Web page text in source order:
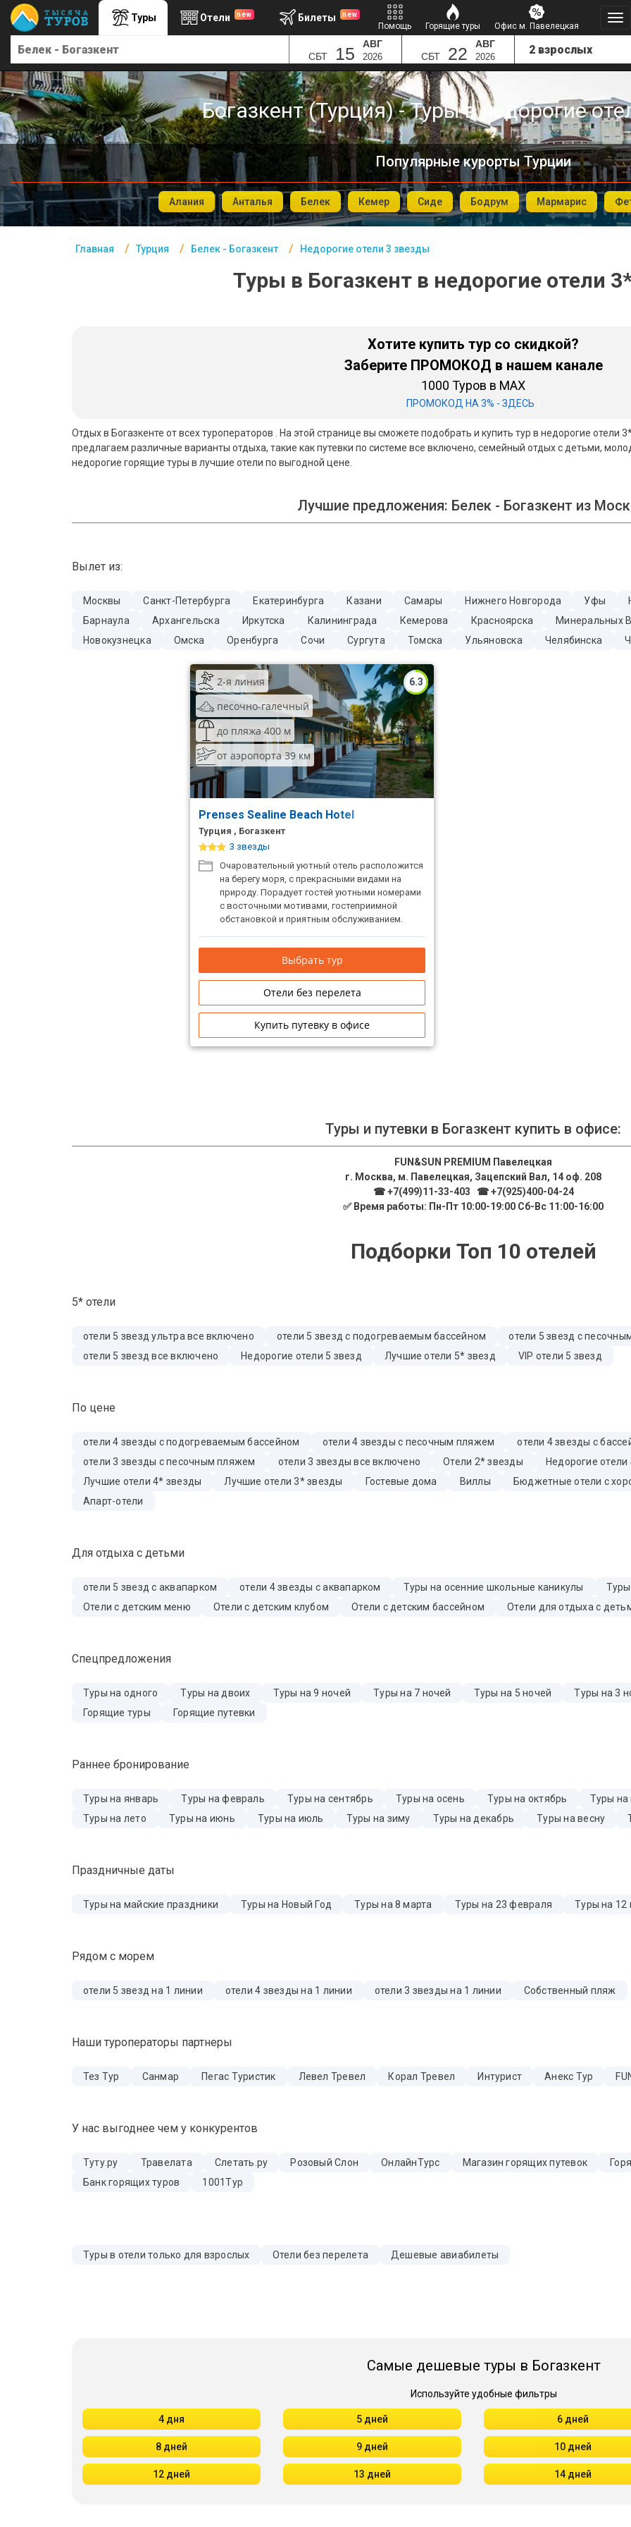
Туры Отели new Билеты new
Помощь Горящие туры Офис м. Павелецкая
СБТ 15 АВГ
2026 СБТ 22 АВГ
2026
Богазкент (Турция) - Туры в недорогие
Популярные курорты Турции
Алания Анталья Белек Кемер Сиде Бодрум Мармарис
Главная Турция Белек - Богазкент Недорогие отели 3 звезды
Туры в Богазкент в недорогие отели
Хотите купить тур со скидкой?
Заберите ПРОМОКОД в нашем канале
1000 Туров в MAX
ПРОМОКОД НА 3% - ЗДЕСЬ
Отдых в Богазкенте от всех туроператоров . На этой странице вы сможете подобрать и купить тур в недорогие
предлагаем различные варианты отдыха, такие как путевки по системе все включено, семейный отдых с детьми,
недорогие горящие туры в лучшие отели по выгодной цене.
Лучшие предложения: Белек - Богазкент из
Вылет из:
Москвы Санкт-Петербурга Екатеринбурга Казани Самары Нижнего Новгорода Уфы
Барнаула
Архангельска Иркутска Калининграда Кемерова Красноярска
Минеральных
Новокузнецка
Омска Оренбурга Сочи Сургута Томска Ульяновска Челябинска
6.3
2-я линия
песочно-галечный
до пляжа 400 м
от аэропорта 39 км
Prenses Sealine Beach Hotel
Турция , Богазкент
3 звезды
Очаровательный уютный отель расположится
на берегу моря, с прекрасными видами на
природу. Порадует гостей уютными номерами
с восточными мотивами, гостеприимной
обстановкой и приятным обслуживанием.
Выбрать тур
Отели без перелета
Купить путевку в офисе
Туры и путевки в Богазкент купить в офисе:
FUN&SUN PREMIUM Павелецкая
г. Москва, м. Павелецкая, Зацепский Вал, 14 оф. 208
☎ +7(499)11-33-403
☎ +7(925)400-04-24
✅ Время работы: Пн-Пт 10:00-19:00 Сб-Вс 11:00-16:00
Подборки Топ 10 отелей
5* отели
отели 5 звезд ультра все включено отели 5 звезд с подогреваемым бассейном
отели 5 звезд с
отели 5 звезд все включено
Недорогие отели 5 звезд Лучшие отели 5* звезд VIP отели 5 звезд
По цене
отели 4 звезды с подогреваемым бассейном отели 4 звезды с песочным пляжем
отели 4 звезды с
отели 3 звезды с песочным пляжем
отели 3 звезды все включено Отели 2* звезды
Недорогие
Лучшие отели 4* звезды
Лучшие отели 3* звезды Гостевые дома Виллы
Бюджетные отели с
Апарт-отели
Для отдыха с детьми
отели 5 звезд с аквапарком отели 4 звезды с аквапарком Туры на осенние школьные каникулы
Отели с детским меню
Отели с детским клубом Отели с детским бассейном Отели для отдыха с
Спецпредложения
Туры на одного Туры на двоих Туры на 9 ночей Туры на 7 ночей Туры на 5 ночей
Туры на 3
Горящие туры
Горящие путевки
Раннее бронирование
Туры на январь Туры на февраль Туры на сентябрь Туры на осень Туры на октябрь
Туры на
Туры на лето
Туры на июнь Туры на июль Туры на зиму Туры на декабрь Туры на весну
Праздничные даты
Туры на майские праздники Туры на Новый Год Туры на 8 марта Туры на 23 февраля Туры на 12
Рядом с морем
отели 5 звезд на 1 линии отели 4 звезды на 1 линии отели 3 звезды на 1 линии Собственный пляж
Наши туроператоры партнеры
Тез Тур Санмар Пегас Туристик Левел Тревел Корал Тревел Интурист Анекс Тур
У нас выгоднее чем у конкурентов
Туту.ру Травелата Слетать.ру Розовый Слон ОнлайнТурс Магазин горящих путевок
Банк горящих туров
1001Тур
Туры в отели только для взрослых Отели без перелета Дешевые авиабилеты
Самые дешевые туры в Богазкент
Используйте удобные фильтры
4 дня 5 дней 6 дней
8 дней 9 дней 10 дней
12 дней 13 дней 14 дней
Главная
Офис г. Москва
Помощь
Подборки отелей
Турция
Таиланд
ОАЭ
Северный Гоа
Южный Гоа
Кав Мин Воды
Экскурсионные туры
VIP отели 5 звезд
Сетевые отели Сейшел